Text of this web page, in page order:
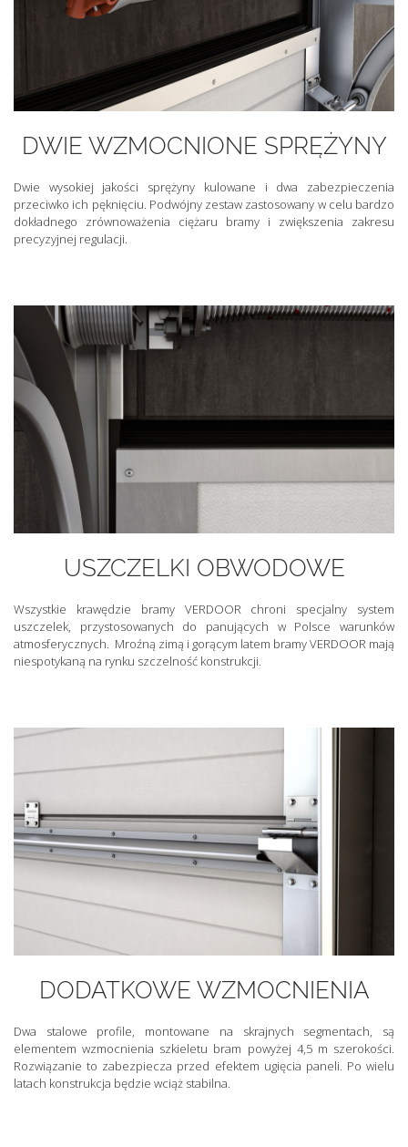
DWIE WZMOCNIONE SPRĘŻYNY
Dwie wysokiej jakości sprężyny kulowane i dwa zabezpieczenia
przeciwko ich pęknięciu. Podwójny zestaw zastosowany w celu bardzo
dokładnego zrównoważenia ciężaru bramy i zwiększenia zakresu
precyzyjnej regulacji.
USZCZELKI OBWODOWE
Wszystkie krawędzie bramy VERDOOR chroni specjalny system
uszczelek, przystosowanych do panujących w Polsce warunków
atmosferycznych. Mroźną zimą i gorącym latem bramy VERDOOR mają
niespotykaną na rynku szczelność konstrukcji.
DODATKOWE WZMOCNIENIA
Dwa stalowe profile, montowane na skrajnych segmentach, są
elementem wzmocnienia szkieletu bram powyżej 4,5 m szerokości.
Rozwiązanie to zabezpiecza przed efektem ugięcia paneli. Po wielu
latach konstrukcja będzie wciąż stabilna.